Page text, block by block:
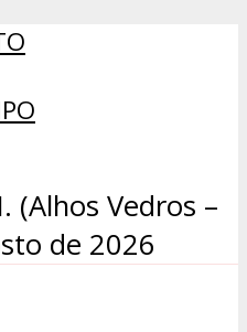
(Alhos Vedros –
de 2026